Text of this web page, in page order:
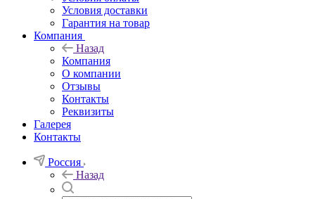
Условия доставки
Гарантия на товар
Компания
Назад
Компания
О компании
Отзывы
Контакты
Реквизиты
Галерея
Контакты
Россия
Назад